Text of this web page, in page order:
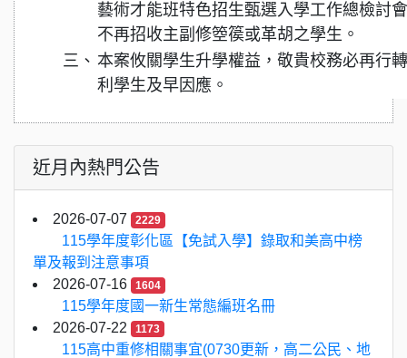
藝術才能班特色招生甄選入學工作總檢討
不再招收主副修箜篌或革胡之學生。
三、 本案攸關學生升學權益，敬貴校務必再行
利學生及早因應。
近月內熱門公告
2026-07-07 2229
115學年度彰化區【免試入學】錄取和美高中榜
單及報到注意事項
2026-07-16
1604
115學年度國一新生常態編班名冊
2026-07-22
1173
115高中重修相關事宜(0730更新，高二公民、地